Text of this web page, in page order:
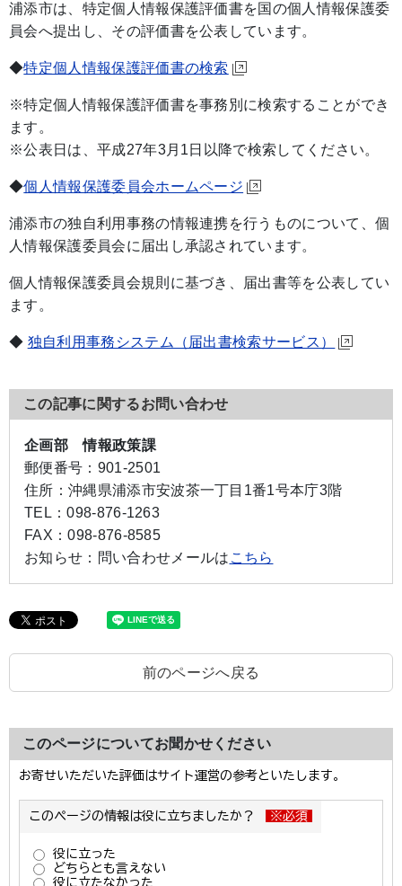
浦添市は、特定個人情報保護評価書を国の個人情報保護委
員会へ提出し、その評価書を公表しています。
◆特定個人情報保護評価書の検索
※特定個人情報保護評価書を事務別に検索することができ
ます。
※公表日は、平成27年3月1日以降で検索してください。
◆個人情報保護委員会ホームページ
浦添市の独自利用事務の情報連携を行うものについて、個
人情報保護委員会に届出し承認されています。
個人情報保護委員会規則に基づき、届出書等を公表してい
ます。
◆ 独自利用事務システム（届出書検索サービス）
この記事に関するお問い合わせ
企画部 情報政策課
郵便番号： 901-2501
住所： 沖縄県浦添市安波茶一丁目1番1号本庁3階
TEL：098-876-1263
FAX：098-876-8585
お知らせ： 問い合わせメールは こちら
前のページへ戻る
このページについてお聞かせください